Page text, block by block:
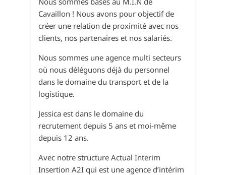
Cavaillon ! Nous avons pour objectif de
créer une relation de proximité avec nos
clients, nos partenaires et nos salariés.
Nous sommes une agence multi secteurs
où nous déléguons déjà du personnel
dans le domaine du transport et de la
logistique.
Jessica est dans le domaine du
recrutement depuis 5 ans et moi-même
depuis 12 ans.
Avec notre structure Actual Interim
Insertion A2I qui est une agence d’intérim